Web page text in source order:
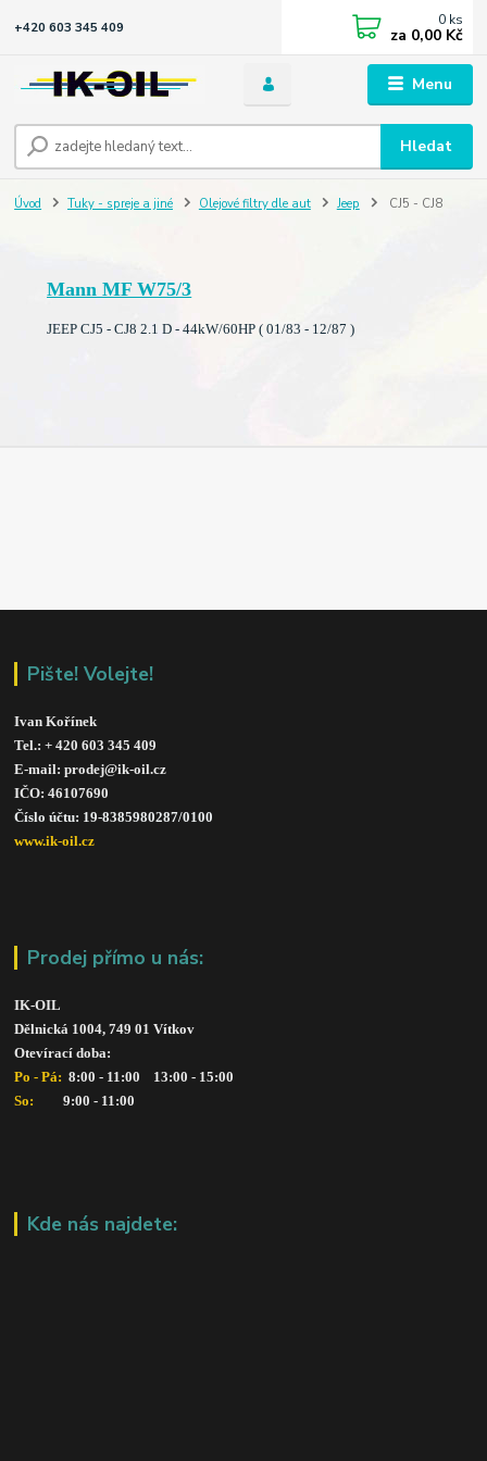
Menu
Hledat
+420 603 345 409 0 ks
za 0,00 Kč
Úvod Tuky - spreje a jiné Olejové filtry dle aut Jeep CJ5 - CJ8
Mann MF W75/3
JEEP CJ5 - CJ8 2.1 D - 44kW/60HP ( 01/83 - 12/87 )
Pište! Volejte!
Ivan Kořínek
Tel.: + 420 603 345 409
E-mail: prodej@ik-oil.cz
IČO: 46107690
Číslo účtu: 19-8385980287/0100
www.ik-oil.cz
Prodej přímo u nás:
IK-OIL
Dělnická 1004, 749 01 Vítkov
Otevírací doba:
Po - Pá: 8:00 - 11:00    13:00 - 15:00
So:
      9:00 - 11:00
Kde nás najdete: